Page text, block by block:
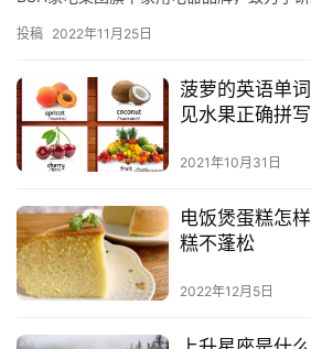
投稿 2022年11月25日
菠萝的英语单
见水果正确拼写
2021年10月31日
电饭煲蛋糕怎
糕不蓬松
2022年12月5日